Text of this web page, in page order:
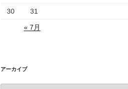
30 31
« 7月
アーカイブ